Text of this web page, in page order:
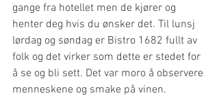
gange fra hotellet men de kjører og
henter deg hvis du ønsker det. Til lunsj
lørdag og søndag er Bistro 1682 fullt av
folk og det virker som dette er stedet for
å se og bli sett. Det var moro å observere
menneskene og smake på vinen.